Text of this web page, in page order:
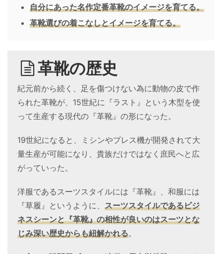
自分にあった名作定番革靴のイメージを育てる。
革靴選びの着こなしとイメージを育てる。
革靴の歴史
紀元前から続く、足を傷つけない為に動物の皮で作
られた革靴が、15世紀に『ラスト』という木型を使
って生産する現代の『革靴』の形になった。
19世紀になると、ミシンやプレス機が開発されて大
量生産が可能になり、貴族だけではなく庶民へと広
がっていった。
洋服であるスーツスタイルには『革靴』、和服には
『草履』というように、 スーツスタイルであるビジ
ネスシーンと『革靴』の相性が良いのはスーツとな
じみ深い歴史からも紐解かれる。